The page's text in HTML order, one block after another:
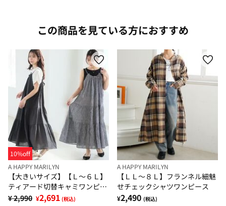
この商品を見ている方におすすめ
10%off
A HAPPY MARILYN
【大きいサイズ】【Ｌ～６Ｌ】
ティアード切替キャミワンピー
ス【風通るプレミアム】
¥ 2,990 ¥2,691 (税込)
A HAPPY MARILYN
【ＬＬ～８Ｌ】フランネル細魅
せチェックシャツワンピース
¥2,490 (税込)